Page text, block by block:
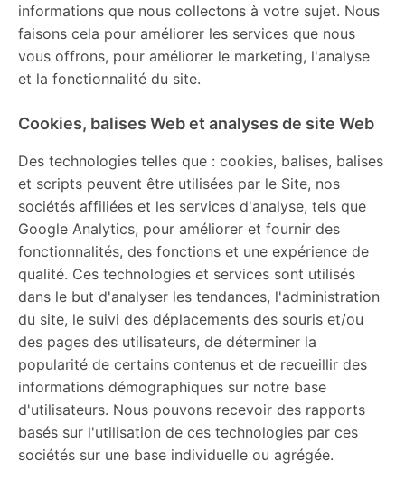
informations que nous collectons à votre sujet. Nous
faisons cela pour améliorer les services que nous
vous offrons, pour améliorer le marketing, l'analyse
et la fonctionnalité du site.
Cookies, balises Web et analyses de site Web
Des technologies telles que : cookies, balises, balises
et scripts peuvent être utilisées par le Site, nos
sociétés affiliées et les services d'analyse, tels que
Google Analytics, pour améliorer et fournir des
fonctionnalités, des fonctions et une expérience de
qualité. Ces technologies et services sont utilisés
dans le but d'analyser les tendances, l'administration
du site, le suivi des déplacements des souris et/ou
des pages des utilisateurs, de déterminer la
popularité de certains contenus et de recueillir des
informations démographiques sur notre base
d'utilisateurs. Nous pouvons recevoir des rapports
basés sur l'utilisation de ces technologies par ces
sociétés sur une base individuelle ou agrégée.